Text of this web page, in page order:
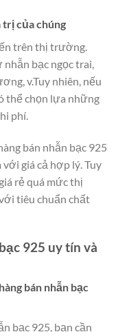
trị của chúng
trên thị trường.
bạc ngọc trai,
v.Tuy nhiên, nếu
thể chọn lựa những
phí.
bán nhẫn bạc 925
giá cả hợp lý. Tuy
rẻ quá mức thị
tiêu chuẩn chất
925 uy tín và
bán nhẫn bạc
bạc 925, bạn cần